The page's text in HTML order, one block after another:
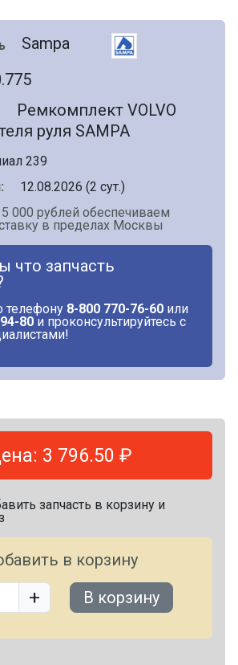
Sampa
Ремкомплект VOLVO
руля SAMPA
239
12.08.2026 (2 сут.)
000 рублей обеспечиваем
в пределах Москвы
что запчасть
телефону 8-800 770-76-60 или
80 и проконсультируйтесь с
3 796.50 ₽
запчасть в корзину и
в корзину
+ В корзину